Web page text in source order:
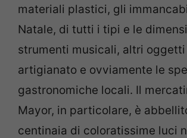
materiali plastici, gli
Natale, di tutti i tipi e le
strumenti musicali, altri oggetti
artigianato e ovviamente le
gastronomiche locali. Il
Mayor, in particolare, è
centinaia di coloratissime luci